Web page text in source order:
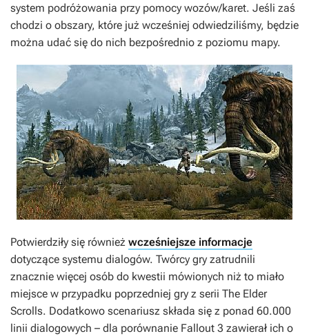
system podróżowania przy pomocy wozów/karet. Jeśli zaś
chodzi o obszary, które już wcześniej odwiedziliśmy, będzie
można udać się do nich bezpośrednio z poziomu mapy.
Potwierdziły się również wcześniejsze informacje
dotyczące systemu dialogów. Twórcy gry zatrudnili
znacznie więcej osób do kwestii mówionych niż to miało
miejsce w przypadku poprzedniej gry z serii The Elder
Scrolls. Dodatkowo scenariusz składa się z ponad 60.000
linii dialogowych – dla porównanie Fallout 3 zawierał ich o